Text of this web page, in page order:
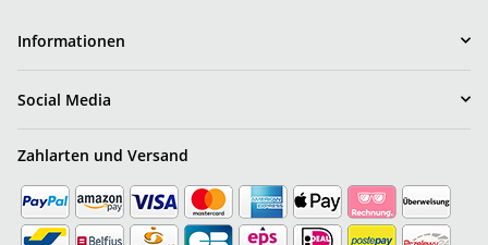
Informationen
Social Media
Zahlarten und Versand